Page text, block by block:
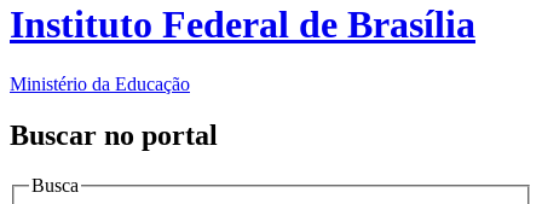
Instituto Federal de Brasília
Ministério da Educação
Buscar no portal
Busca